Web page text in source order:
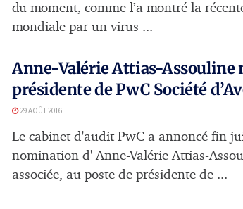
du moment, comme l’a montré la
mondiale par un virus ...
Anne-Valérie Attias-Assouline
présidente de PwC Société
29 AOÛT 2016
Le cabinet d'audit PwC a annoncé fin
nomination d' Anne-Valérie Attias-
associée, au poste de présidente de ...